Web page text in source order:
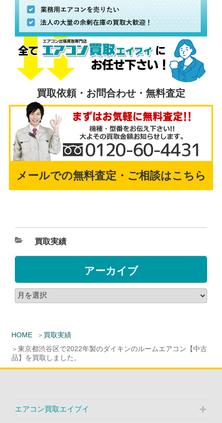
HOME
買取実績
東京都渋谷区で2022年製のダイキンのルームエアコン【中古
品】を買取しました。
買取依頼・お問合わせ・無料査定
メールでの無料査定・ご相談はこちら
買取実績
アーカイブ
エアコン買取エイブイ